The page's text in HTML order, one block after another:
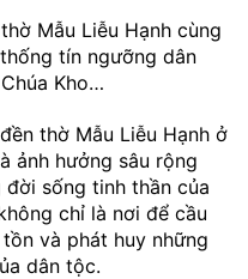
Mẫu Liễu Hạnh cùng
tín ngưỡng dân
Kho…
thờ Mẫu Liễu Hạnh ở
ảnh hưởng sâu rộng
sống tinh thần của
chỉ là nơi để cầu
và phát huy những
dân tộc.